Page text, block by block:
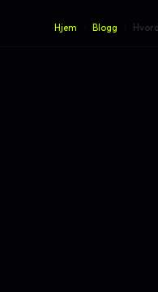
Hjem Blogg